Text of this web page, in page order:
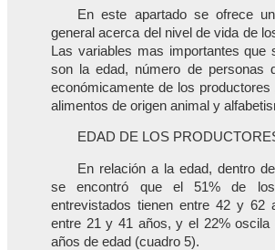
En este apartado se ofrece
general acerca del nivel de vida de
Las variables mas importantes que
son la edad, número de personas
económicamente de los
alimentos de origen animal y
EDAD DE LOS
En relación a la edad, dentro
se encontró que el 51% de los
entrevistados tienen entre 42 y 62
entre 21 y 41 años, y el 22% oscila
años de edad (cuadro 5).